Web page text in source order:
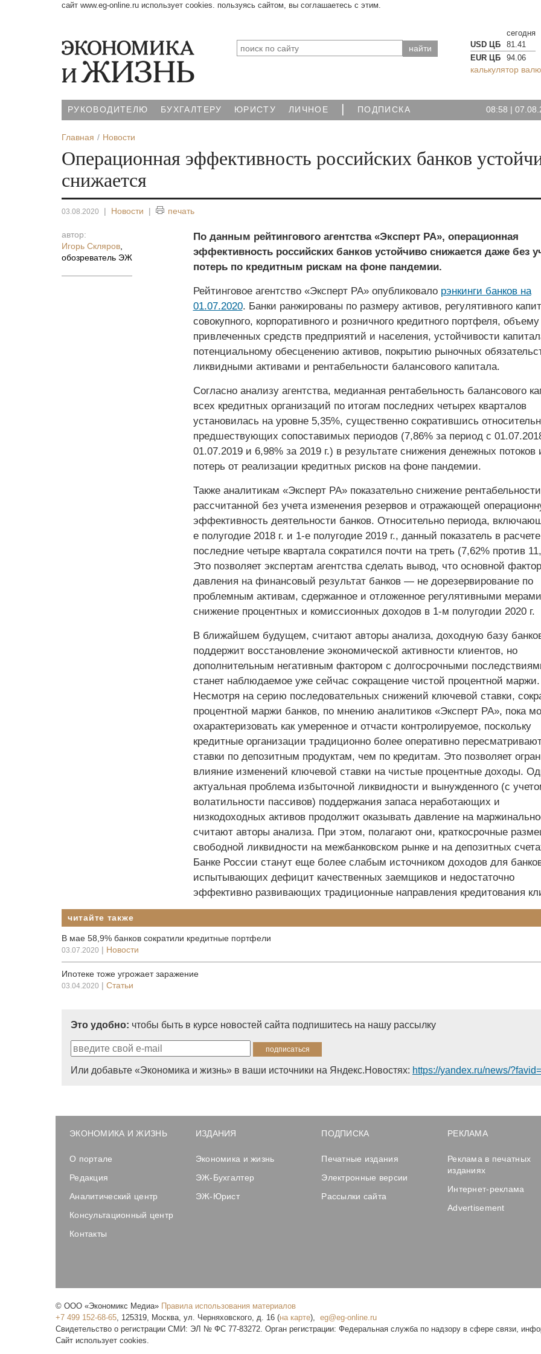
сайт www.eg-online.ru использует cookies. пользуясь сайтом, вы соглашаетесь с этим.
сегодня
USD ЦБ
81.41
EUR ЦБ
94.06
калькулятор
РУКОВОДИТЕЛЮ БУХГАЛТЕРУ ЮРИСТУ ЛИЧНОЕ | ПОДПИСКА 08:58 |
Главная Новости
Операционная эффективность российских банков
снижается
03.08.2020 | Новости | печать
автор:
Игорь Скляров
обозреватель ЭЖ
По данным рейтингового агентства «Эксперт РА», операционная
эффективность российских банков устойчиво снижается даже без
потерь по кредитным рискам на фоне пандемии.
Рейтинговое агентство «Эксперт РА» опубликовало рэнкинги банков на
01.07.2020. Банки ранжированы по размеру активов, регулятивного
совокупного, корпоративного и розничного кредитного портфеля, объему
привлеченных средств предприятий и населения, устойчивости
потенциальному обесценению активов, покрытию рыночных
ликвидными активами и рентабельности балансового капитала.
Согласно анализу агентства, медианная рентабельность балансового
всех кредитных организаций по итогам последних четырех кварталов
установилась на уровне 5,35%, существенно сократившись
предшествующих сопоставимых периодов (7,86% за период с
01.07.2019 и 6,98% за 2019 г.) в результате снижения денежных потоков
потерь от реализации кредитных рисков на фоне пандемии.
Также аналитикам «Эксперт РА» показательно снижение
рассчитанной без учета изменения резервов и отражающей
эффективность деятельности банков. Относительно периода,
е полугодие 2018 г. и 1-е полугодие 2019 г., данный показатель в
последние четыре квартала сократился почти на треть (7,62% против
Это позволяет экспертам агентства сделать вывод, что основной фактор
давления на финансовый результат банков — не дорезервирование по
проблемным активам, сдержанное и отложенное регулятивными
снижение процентных и комиссионных доходов в 1-м полугодии 2020 г.
В ближайшем будущем, считают авторы анализа, доходную базу
поддержит восстановление экономической активности клиентов, но
дополнительным негативным фактором с долгосрочными
станет наблюдаемое уже сейчас сокращение чистой процентной маржи.
Несмотря на серию последовательных снижений ключевой ставки,
процентной маржи банков, по мнению аналитиков «Эксперт РА», пока
охарактеризовать как умеренное и отчасти контролируемое, поскольку
кредитные организации традиционно более оперативно
ставки по депозитным продуктам, чем по кредитам. Это позволяет
влияние изменений ключевой ставки на чистые процентные доходы.
актуальная проблема избыточной ликвидности и вынужденного (с
волатильности пассивов) поддержания запаса неработающих и
низкодоходных активов продолжит оказывать давление на
считают авторы анализа. При этом, полагают они, краткосрочные
свободной ликвидности на межбанковском рынке и на депозитных
Банке России станут еще более слабым источником доходов для
испытывающих дефицит качественных заемщиков и недостаточно
эффективно развивающих традиционные направления кредитования
читайте также
В мае 58,9% банков сократили кредитные портфели
03.07.2020 | Новости
Ипотеке тоже угрожает заражение
03.04.2020 | Статьи
Это удобно: чтобы быть в курсе новостей сайта подпишитесь на нашу рассылку
Или добавьте «Экономика и жизнь» в ваши источники на Яндекс.Новостях: https://yandex.ru/news/
ЭКОНОМИКА И ЖИЗНЬ
О портале
Редакция
Аналитический центр
Консультационный центр
Контакты
ИЗДАНИЯ
Экономика и жизнь
ЭЖ-Бухгалтер
ЭЖ-Юрист
ПОДПИСКА
Печатные издания
Электронные версии
Рассылки сайта
РЕКЛАМА
Реклама в печатных
изданиях
Интернет-реклама
Advertisement
© ООО «Экономикс Медиа» Правила использования материалов
+7 499 152-68-65, 125319, Москва, ул. Черняховского, д. 16 (на карте),
Свидетельство о регистрации СМИ: ЭЛ № ФС 77-83272. Орган регистрации: Федеральная служба по надзору в сфере связи,
Сайт использует cookies.